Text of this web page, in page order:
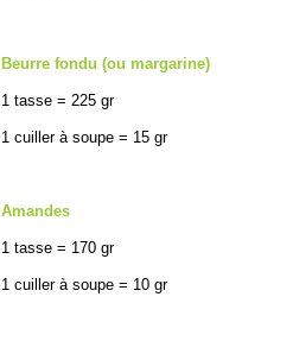
Beurre fondu (ou margarine)
1 tasse = 225 gr
1 cuiller à soupe = 15 gr
Amandes
1 tasse = 170 gr
1 cuiller à soupe = 10 gr